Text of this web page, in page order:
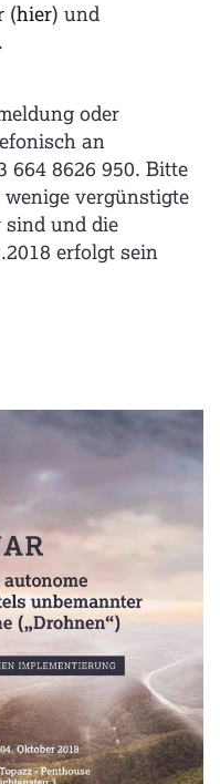
(hier) und
oder
an
664 8626 950. Bitte
vergünstigte
und die
erfolgt sein